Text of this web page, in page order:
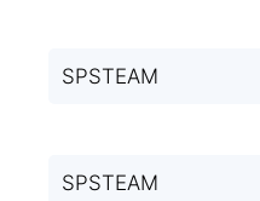
SPSTEAM
SPSTEAM